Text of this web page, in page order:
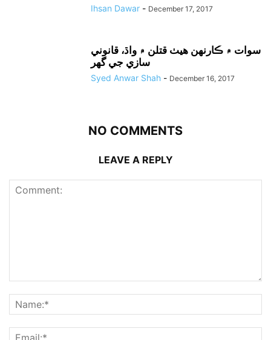
Ihsan Dawar - December 17, 2017
سوات ۾ ڪارنهن هيٺ قتلن ۾ واڌ، قانوني
سازي جي گهر
Syed Anwar Shah - December 16, 2017
NO COMMENTS
LEAVE A REPLY